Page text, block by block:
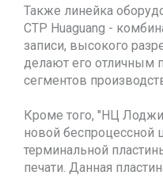
Также линейка
CTP Huaguang -
записи, высокого
делают его отличным
сегментов
Кроме того, "НЦ
новой беспроцессной
терминальной
печати. Данная